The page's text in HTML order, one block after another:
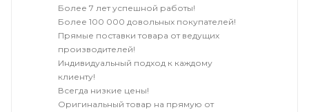
Более 7 лет успешной работы!
Более 100 000 довольных покупателей!
Прямые поставки товара от ведущих
производителей!
Индивидуальный подход к каждому
клиенту!
Всегда низкие цены!
Оригинальный товар на прямую от